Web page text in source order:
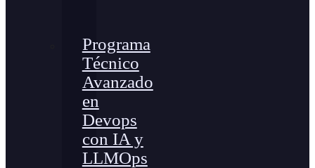
Programa
Técnico
Avanzado
en
Devops
con IA y
LLMOps